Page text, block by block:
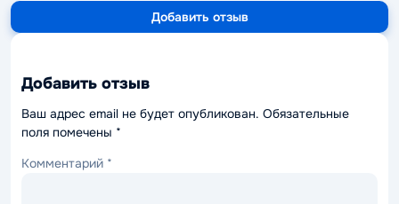
Добавить отзыв
Добавить отзыв
Ваш адрес email не будет опубликован. Обязательные
поля помечены *
Комментарий *